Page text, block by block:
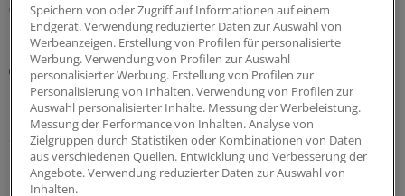
05.08.2026
Digitaler Check
Honorarabrechnung: Digitale Vorprüfung wird in
Nordrhein rege genutzt
Seit Juni können nun auch Ärztinnen und Ärzte in
Nordrhein ihre Honorarabrechnungen während des
Quartals durchleuchten lassen. In den ersten beiden
Speichern von oder Zugriff auf Informationen auf einem
Endgerät. Verwendung reduzierter Daten zur Auswahl von
Werbeanzeigen. Erstellung von Profilen für personalisierte
Werbung. Verwendung von Profilen zur Auswahl
personalisierter Werbung. Erstellung von Profilen zur
Personalisierung von Inhalten. Verwendung von Profilen zur
Auswahl personalisierter Inhalte. Messung der Werbeleistung.
Messung der Performance von Inhalten. Analyse von
Zielgruppen durch Statistiken oder Kombinationen von Daten
aus verschiedenen Quellen. Entwicklung und Verbesserung der
Angebote. Verwendung reduzierter Daten zur Auswahl von
Inhalten.